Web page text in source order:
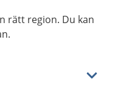
rätt region. Du kan